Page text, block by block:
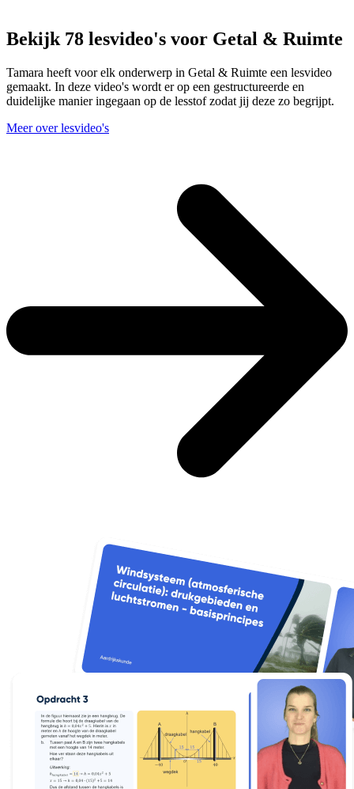
Bekijk 78 lesvideo's voor Getal & Ruimte
Tamara heeft voor elk onderwerp in Getal & Ruimte een lesvideo
gemaakt. In deze video's wordt er op een gestructureerde en
duidelijke manier ingegaan op de lesstof zodat jij deze zo begrijpt.
Meer over lesvideo's